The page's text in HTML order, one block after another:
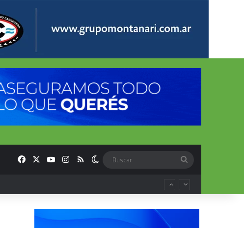
FacebookYouTubeInstagram
RSS Switch skin